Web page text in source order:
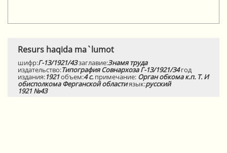
Resurs haqida ma`lumot
шифр:Г-13/1921/43заглавие:Знамя труда
издательство:Типография Совнархоза Г-13/1921/34год
издания:1921объем:4 с. примечание: Орган обкома к.п. Т. И
обисполкома Ферганской областиязык:русский
1921 №43